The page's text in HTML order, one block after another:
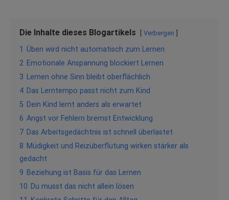
Die Inhalte dieses Blogartikels Verbergen
1 Üben wird nicht automatisch zum Lernen
2 Emotionale Anspannung blockiert Lernen
3 Lernen ohne Sinn bleibt oberflächlich
4 Das Lerntempo passt nicht zum Kind
5 Dein Kind lernt anders als erwartet
6 Angst vor Fehlern bremst Entwicklung
7 Das Arbeitsgedächtnis ist schnell überlastet
8 Müdigkeit und Reizüberflutung wirken stärker als
gedacht
9 Beziehung ist Basis für das Lernen
10 Du musst das nicht allein lösen